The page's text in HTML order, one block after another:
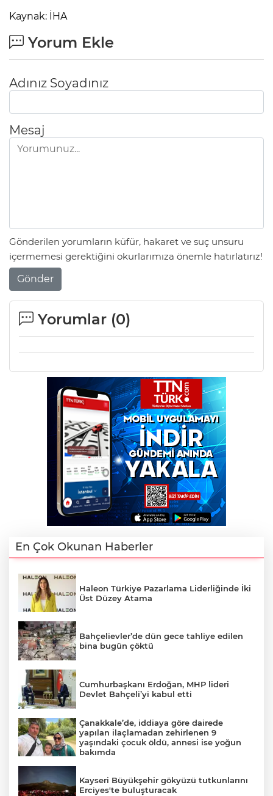
Kaynak: İHA
Yorum Ekle
Adınız Soyadınız
Mesaj
Gönderilen yorumların küfür, hakaret ve suç unsuru
içermemesi gerektiğini okurlarımıza önemle hatırlatırız!
Gönder
Yorumlar (0)
En Çok Okunan Haberler
Haleon Türkiye Pazarlama Liderliğinde İki
Üst Düzey Atama
Bahçelievler’de dün gece tahliye edilen
bina bugün çöktü
Cumhurbaşkanı Erdoğan, MHP lideri
Devlet Bahçeli’yi kabul etti
Çanakkale’de, iddiaya göre dairede
yapılan ilaçlamadan zehirlenen 9
yaşındaki çocuk öldü, annesi ise yoğun
bakımda
Kayseri Büyükşehir gökyüzü tutkunlarını
Erciyes'te buluşturacak